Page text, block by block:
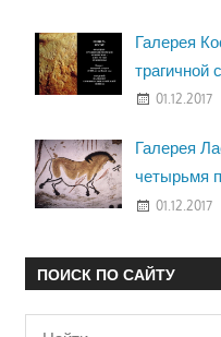
Галерея
трагичной
01.12.2017
Галерея
четырьмя
01.12.2017
ПОИСК ПО САЙТУ